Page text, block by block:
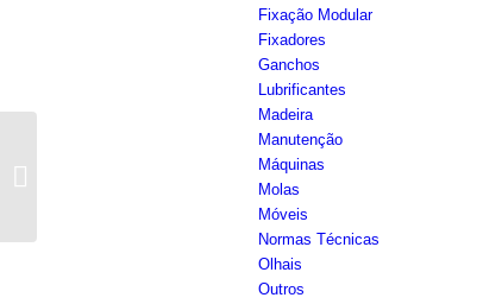
Fixação Modular
Fixadores
Ganchos
Lubrificantes
Madeira
Manutenção
Máquinas
Molas
Móveis
Normas Técnicas
Olhais
Outros